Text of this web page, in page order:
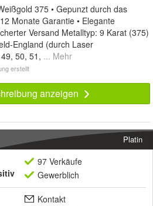
375 • Gepunzt durch das
Monate Garantie • Elegante
Versand Metalltyp: 9 Karat (375)
England (durch Laser
50, 51, ... Mehr
erstellt
anzeigen
Platin
97 Verkäufe
Gewerblich
Kontakt